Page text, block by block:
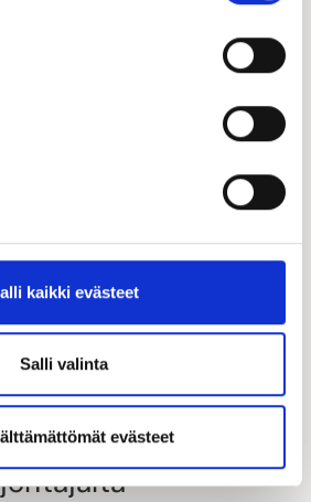
kaikki evästeet
Salli valinta
evästeet
talopaketti